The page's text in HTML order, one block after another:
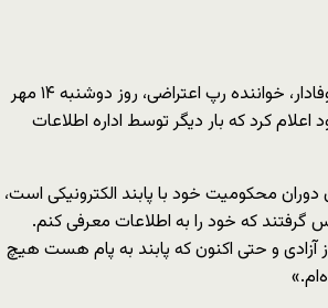
وفا احمدپور، معروف به وفادار، خواننده رپ اعتراضی، روز دوشنبه ۱۴ مهر
اعلام کرد که بار دیگر توسط اداره اطلاعات
دوران محکومیت خود با پابند الکترونیکی است،
گرفتند که خود را به اطلاعات معرفی کنم.
آزادی و حتی اکنون که پابند به پام هست هیچ